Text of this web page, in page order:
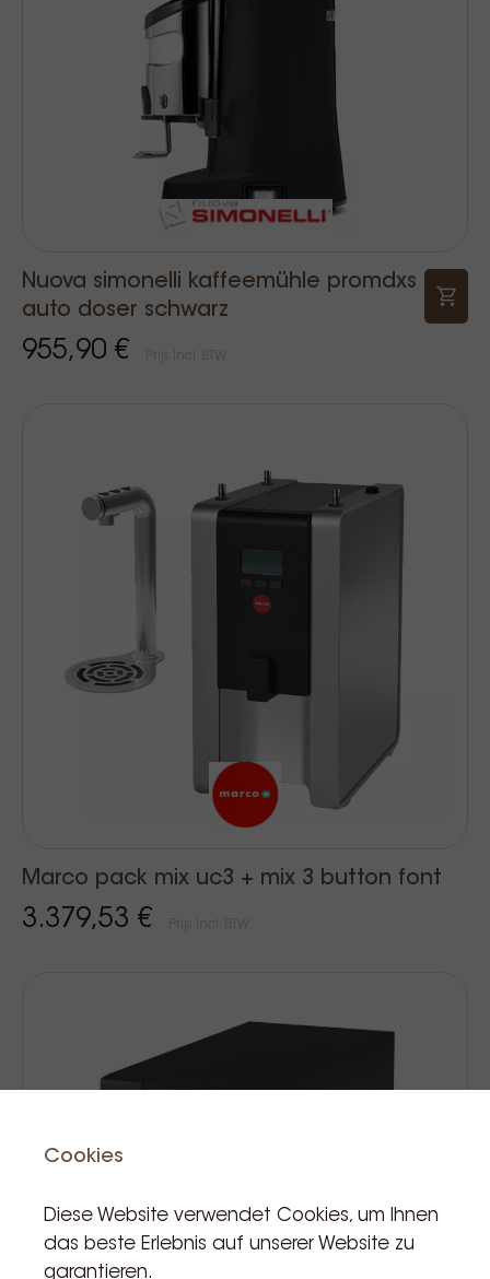
Nuova simonelli kaffeemühle promdxs
auto doser schwarz
955,90 €
Marco pack mix uc3 + mix 3 button font
3.379,53 €
Cookies
Diese Website verwendet Cookies, um Ihnen
das beste Erlebnis auf unserer Website zu
garantieren.